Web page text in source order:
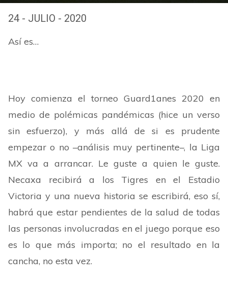
24 - JULIO - 2020
Así es…
Hoy comienza el torneo Guard1anes 2020 en
medio de polémicas pandémicas (hice un verso
sin esfuerzo), y más allá de si es prudente
empezar o no –análisis muy pertinente–, la Liga
MX va a arrancar. Le guste a quien le guste.
Necaxa recibirá a los Tigres en el Estadio
Victoria y una nueva historia se escribirá, eso sí,
habrá que estar pendientes de la salud de todas
las personas involucradas en el juego porque eso
es lo que más importa; no el resultado en la
cancha, no esta vez.